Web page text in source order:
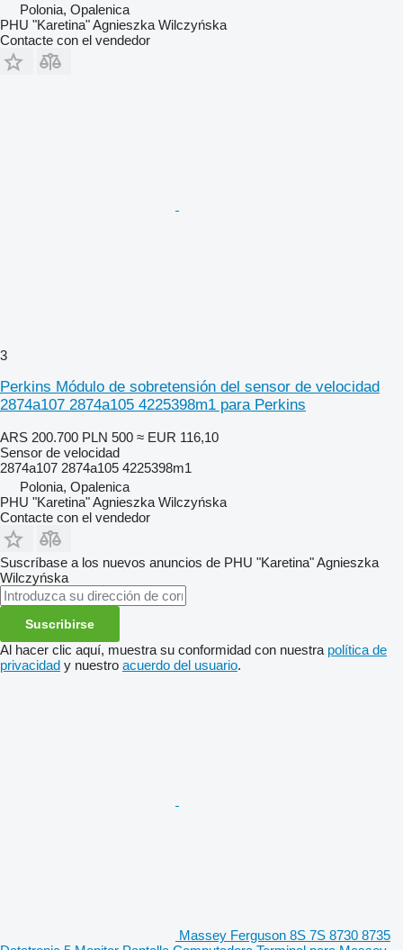
Polonia, Opalenica
PHU "Karetina" Agnieszka Wilczyńska
Contacte con el vendedor
3
Perkins Módulo de sobretensión del sensor de velocidad
2874a107 2874a105 4225398m1 para Perkins
ARS 200.700 PLN 500 ≈ EUR 116,10
Sensor de velocidad
2874a107 2874a105 4225398m1
Polonia, Opalenica
PHU "Karetina" Agnieszka Wilczyńska
Contacte con el vendedor
Suscríbase a los nuevos anuncios de PHU "Karetina" Agnieszka
Wilczyńska
Suscribirse
Al hacer clic aquí, muestra su conformidad con nuestra política de
privacidad y nuestro acuerdo del usuario.
Massey Ferguson 8S 7S 8730 8735